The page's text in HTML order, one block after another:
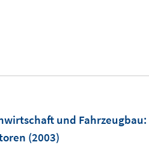
und Fahrzeugbau:
(2003)